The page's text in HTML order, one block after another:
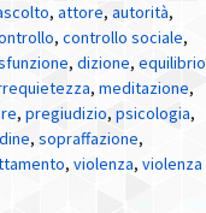
, attore, autorità,
, controllo sociale,
, dizione, equilibrio
, meditazione,
, pregiudizio, psicologia,
, sopraffazione,
, violenza, violenza